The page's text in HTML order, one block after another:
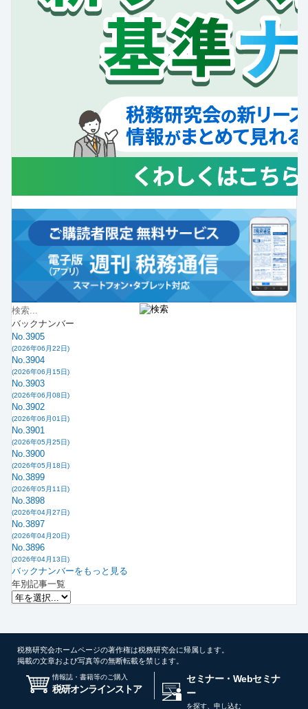
バックナンバー
No.3905
(2026年06月22日)
No.3904
(2026年06月15日)
No.3903
(2026年06月08日)
No.3902
(2026年06月01日)
No.3901
(2026年05月25日)
No.3900
(2026年05月18日)
No.3899
(2026年05月11日)
No.3898
(2026年04月27日)
No.3897
(2026年04月20日)
No.3896
(2026年04月13日)
バックナンバーをもっと見る
年別記事一覧
税務研究会ホームページの著作権は税務研究会に帰属します。
掲載の文章および写真等の無断転載を禁じます。
情報誌・書籍等のご購入
税研オンラインストア
セミナー・Webセミナ
ー
を探す、申し込む